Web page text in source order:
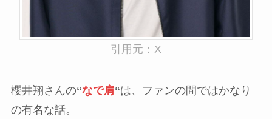
引用元：X
櫻井翔さんの“なで肩“は、ファンの間ではかなり
の有名な話。